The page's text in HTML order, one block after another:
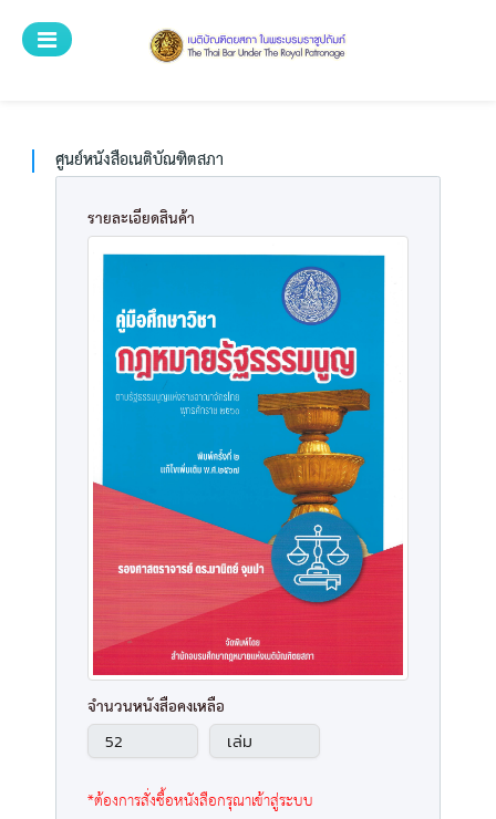
ศูนย์หนังสือเนติบัณฑิตสภา
รายละเอียดสินค้า
จำนวนหนังสือคงเหลือ
*ต้องการสั่งซื้อหนังสือกรุณาเข้าสู่ระบบ
ระบบศูนย์บริการ
ศูนย์หนังสือเนติบัณฑิตยสภา
หนังสือทั้งหมด
หมวดหมู่
วิธีการสั่งซื้อ
สำหรับเจ้าหน้าที่